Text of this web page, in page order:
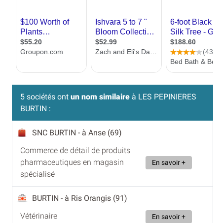
5 sociétés ont un nom similaire à LES PEPINIERES
BURTIN :
SNC BURTIN - à Anse (69)
Commerce de détail de produits
pharmaceutiques en magasin
spécialisé
En savoir +
BURTIN - à Ris Orangis (91)
Vétérinaire
En savoir +